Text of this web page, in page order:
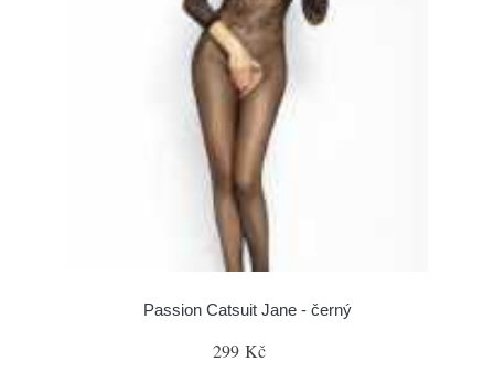
Passion Catsuit Jane - černý
299 Kč